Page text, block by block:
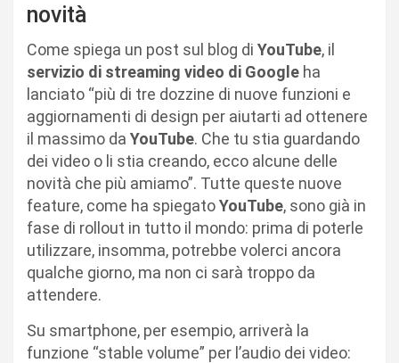
novità
Come spiega un post sul blog di YouTube, il
servizio di streaming video di Google ha
lanciato “più di tre dozzine di nuove funzioni e
aggiornamenti di design per aiutarti ad ottenere
il massimo da YouTube. Che tu stia guardando
dei video o li stia creando, ecco alcune delle
novità che più amiamo”. Tutte queste nuove
feature, come ha spiegatoYouTube, sono già in
fase di rollout in tutto il mondo: prima di poterle
utilizzare, insomma, potrebbe volerci ancora
qualche giorno, ma non ci sarà troppo da
attendere.
Su smartphone, per esempio, arriverà la
funzione “stable volume” per l’audio dei video: